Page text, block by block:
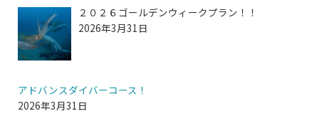
２０２６ゴールデンウィークプラン！！
2026年3月31日
アドバンスダイバーコース！
2026年3月31日